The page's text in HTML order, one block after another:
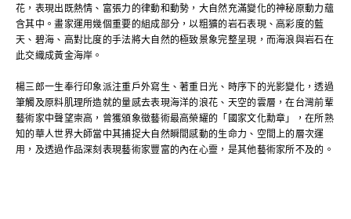
花，表現出既熱情、富張力的律動和動勢，大自然充滿變化的神秘原動力蘊
含其中。畫家運用幾個重要的組成部分，以粗獷的岩石表現、高彩度的藍
天、碧海、高對比度的手法將大自然的極致景象完整呈現，而海浪與岩石在
此交織成黃金海岸。
楊三郎一生奉行印象派注重戶外寫生、著重日光、時序下的光影變化，透過
筆觸及原料肌理所造就的量感去表現海洋的浪花、天空的雲層，在台灣前輩
藝術家中聲望崇高，曾獲頒象徵藝術最高榮耀的「國家文化勳章」，在所熟
知的華人世界大師當中其捕捉大自然瞬間感動的生命力、空間上的層次運
用，及透過作品深刻表現藝術家豐富的內在心靈，是其他藝術家所不及的。